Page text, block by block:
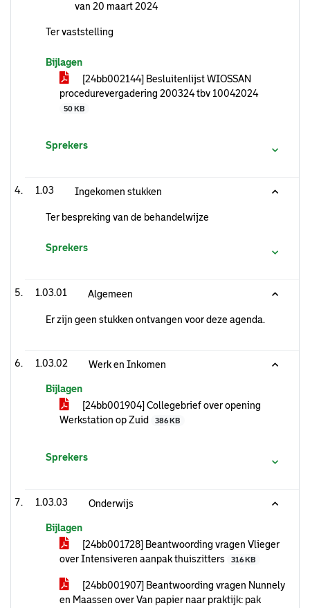
van 20 maart 2024
Ter vaststelling
Bijlagen
[24bb002144] Besluitenlijst WIOSSAN
procedurevergadering 200324 tbv 10042024
50 KB
Sprekers
1.03 Ingekomen stukken
Ter bespreking van de behandelwijze
Sprekers
1.03.01 Algemeen
Er zijn geen stukken ontvangen voor deze agenda.
1.03.02 Werk en Inkomen
Bijlagen
[24bb001904] Collegebrief over opening
Werkstation op Zuid
386 KB
Sprekers
1.03.03 Onderwijs
Bijlagen
[24bb001728] Beantwoording vragen Vlieger
over Intensiveren aanpak thuiszitters
316 KB
[24bb001907] Beantwoording vragen Nunnely
en Maassen over Van papier naar praktijk: pak